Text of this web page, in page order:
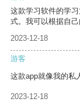
这款学习软件的学
式。我可以根据自己
2023-12-18
游客
这款app就像我的私
2023-12-18